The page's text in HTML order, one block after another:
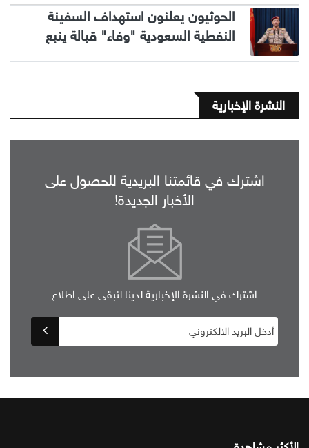
الحوثيون يعلنون استهداف السفينة
النفطية السعودية "وفاء" قبالة ينبع
النشرة الإخبارية
اشترك في قائمتنا البريدية للحصول على
الأخبار الجديدة!
اشترك في النشرة الإخبارية لدينا لتبقى على اطلاع